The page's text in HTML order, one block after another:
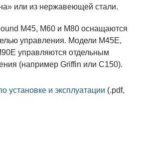
или из нержавеющей стали.
M45, M60 и M80 оснащаются
управления. Модели M45E,
управляются отдельным
(например Griffin или C150).
установке и эксплуатации (.pdf,